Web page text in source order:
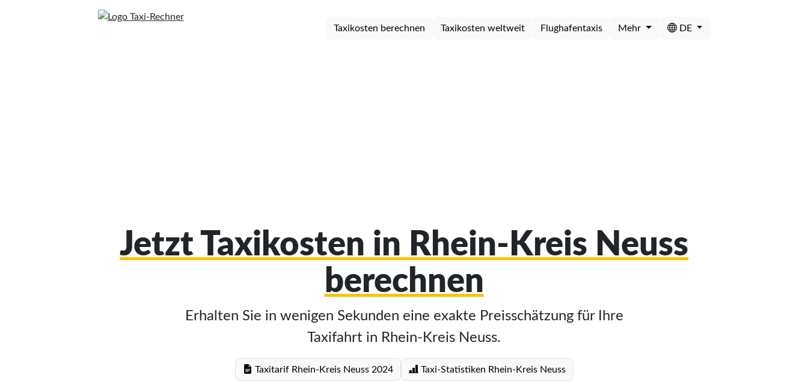
Taxikosten berechnen Taxikosten weltweit Flughafentaxis Mehr DE
Jetzt Taxikosten in Rhein-Kreis Neuss
berechnen
Erhalten Sie in wenigen Sekunden eine exakte Preisschätzung für Ihre
Taxifahrt in Rhein-Kreis Neuss.
Taxitarif Rhein-Kreis Neuss 2024 Taxi-Statistiken Rhein-Kreis Neuss